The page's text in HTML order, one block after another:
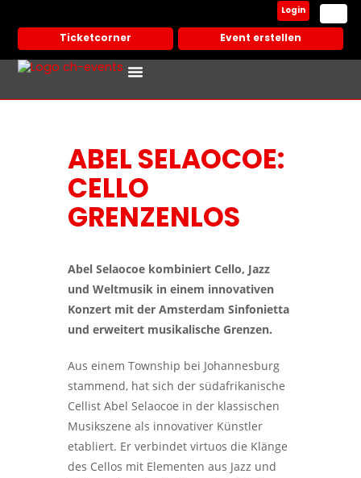
Ticketcorner Event erstellen
Login
ABEL SELAOCOE:
CELLO
GRENZENLOS
Abel Selaocoe kombiniert Cello, Jazz
und Weltmusik in einem innovativen
Konzert mit der Amsterdam Sinfonietta
und erweitert musikalische Grenzen.
Aus einem Township bei Johannesburg
stammend, hat sich der südafrikanische
Cellist Abel Selaocoe in der klassischen
Musikszene als innovativer Künstler
etabliert. Er verbindet virtuos die Klänge
des Cellos mit Elementen aus Jazz und